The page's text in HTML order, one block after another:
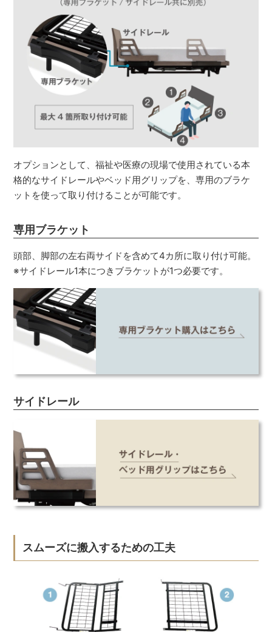
オプションとして、福祉や医療の現場で使用されている本
格的なサイドレールやベッド用グリップを、専用のブラケ
ットを使って取り付けることが可能です。
専用ブラケット
頭部、脚部の左右両サイドを含めて4カ所に取り付け可能。
※サイドレール1本につきブラケットが1つ必要です。
サイドレール
スムーズに搬入するための工夫